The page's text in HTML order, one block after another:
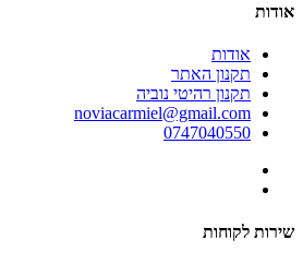
אודות
אודות
תקנון האתר
תקנון רהיטי נוביה
noviacarmiel@gmail.com
0747040550
שירות לקוחות